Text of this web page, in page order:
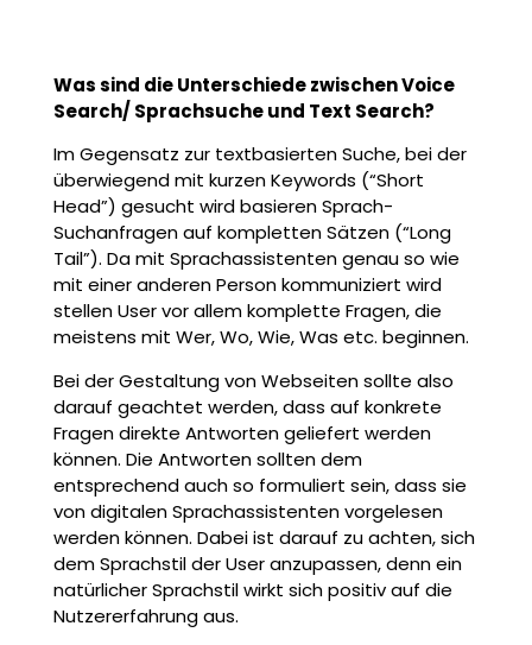
Was sind die Unterschiede zwischen Voice
Search/ Sprachsuche und Text Search?
Im Gegensatz zur textbasierten Suche, bei der
überwiegend mit kurzen Keywords (“Short
Head”) gesucht wird basieren Sprach-
Suchanfragen auf kompletten Sätzen (“Long
Tail”). Da mit Sprachassistenten genau so wie
mit einer anderen Person kommuniziert wird
stellen User vor allem komplette Fragen, die
meistens mit Wer, Wo, Wie, Was etc. beginnen.
Bei der Gestaltung von Webseiten sollte also
darauf geachtet werden, dass auf konkrete
Fragen direkte Antworten geliefert werden
können. Die Antworten sollten dem
entsprechend auch so formuliert sein, dass sie
von digitalen Sprachassistenten vorgelesen
werden können. Dabei ist darauf zu achten, sich
dem Sprachstil der User anzupassen, denn ein
natürlicher Sprachstil wirkt sich positiv auf die
Nutzererfahrung aus.